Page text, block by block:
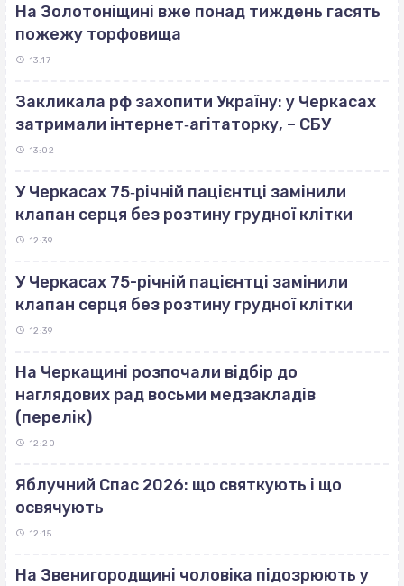
На Золотоніщині вже понад тиждень гасять
пожежу торфовища
13:17
Закликала рф захопити Україну: у Черкасах
затримали інтернет‐агітаторку, – СБУ
13:02
У Черкасах 75‐річній пацієнтці замінили
клапан серця без розтину грудної клітки
12:39
У Черкасах 75-річній пацієнтці замінили
клапан серця без розтину грудної клітки
12:39
На Черкащині розпочали відбір до
наглядових рад восьми медзакладів
(перелік)
12:20
Яблучний Спас 2026: що святкують і що
освячують
12:15
На Звенигородщині чоловіка підозрюють у